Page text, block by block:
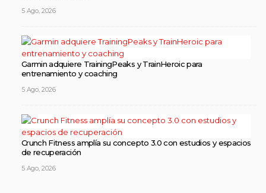
5 Ago, 2026
Garmin adquiere TrainingPeaks y TrainHeroic para
entrenamiento y coaching
5 Ago, 2026
Crunch Fitness amplía su concepto 3.0 con estudios y espacios
de recuperación
5 Ago, 2026